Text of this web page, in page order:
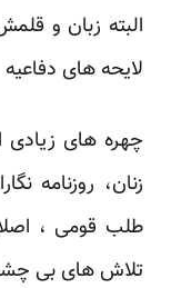
البته زبان و
لایحه های
چهره های زیادی
زنان، روزنامه
طلب قومی ،
تلاش های بی